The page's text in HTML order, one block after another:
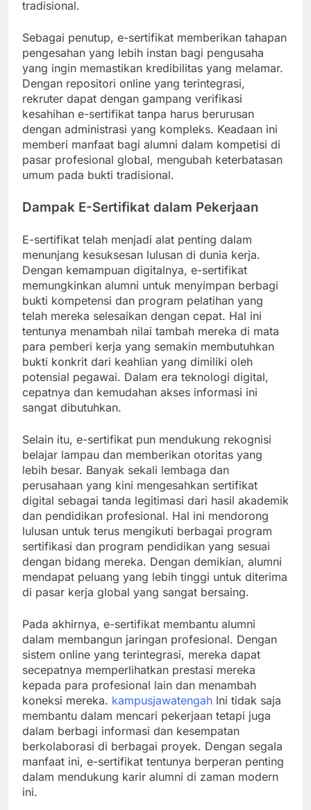
tradisional.
Sebagai penutup, e-sertifikat memberikan tahapan
pengesahan yang lebih instan bagi pengusaha
yang ingin memastikan kredibilitas yang melamar.
Dengan repositori online yang terintegrasi,
rekruter dapat dengan gampang verifikasi
kesahihan e-sertifikat tanpa harus berurusan
dengan administrasi yang kompleks. Keadaan ini
memberi manfaat bagi alumni dalam kompetisi di
pasar profesional global, mengubah keterbatasan
umum pada bukti tradisional.
Dampak E-Sertifikat dalam Pekerjaan
E-sertifikat telah menjadi alat penting dalam
menunjang kesuksesan lulusan di dunia kerja.
Dengan kemampuan digitalnya, e-sertifikat
memungkinkan alumni untuk menyimpan berbagi
bukti kompetensi dan program pelatihan yang
telah mereka selesaikan dengan cepat. Hal ini
tentunya menambah nilai tambah mereka di mata
para pemberi kerja yang semakin membutuhkan
bukti konkrit dari keahlian yang dimiliki oleh
potensial pegawai. Dalam era teknologi digital,
cepatnya dan kemudahan akses informasi ini
sangat dibutuhkan.
Selain itu, e-sertifikat pun mendukung rekognisi
belajar lampau dan memberikan otoritas yang
lebih besar. Banyak sekali lembaga dan
perusahaan yang kini mengesahkan sertifikat
digital sebagai tanda legitimasi dari hasil akademik
dan pendidikan profesional. Hal ini mendorong
lulusan untuk terus mengikuti berbagai program
sertifikasi dan program pendidikan yang sesuai
dengan bidang mereka. Dengan demikian, alumni
mendapat peluang yang lebih tinggi untuk diterima
di pasar kerja global yang sangat bersaing.
Pada akhirnya, e-sertifikat membantu alumni
dalam membangun jaringan profesional. Dengan
sistem online yang terintegrasi, mereka dapat
secepatnya memperlihatkan prestasi mereka
kepada para profesional lain dan menambah
koneksi mereka. kampusjawatengah Ini tidak saja
membantu dalam mencari pekerjaan tetapi juga
dalam berbagi informasi dan kesempatan
berkolaborasi di berbagai proyek. Dengan segala
manfaat ini, e-sertifikat tentunya berperan penting
dalam mendukung karir alumni di zaman modern
ini.